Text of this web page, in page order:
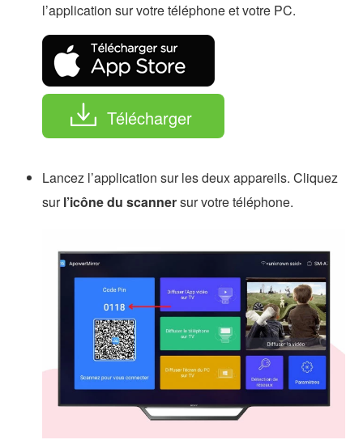
l’application sur votre téléphone et votre PC.
Télécharger
Lancez l’application sur les deux appareils. Cliquez
surl’icône du scannersur votre téléphone.